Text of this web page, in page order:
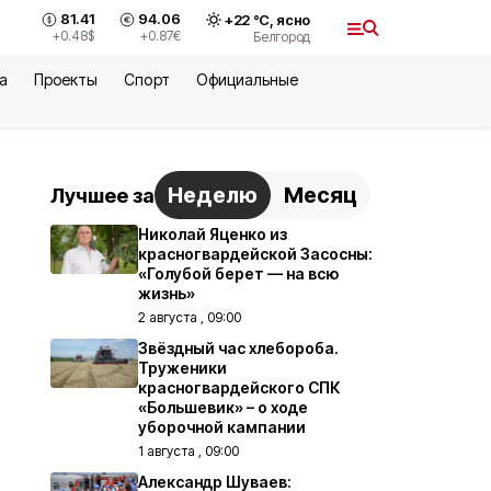
81.41
+0.48$
94.06
+0.87€
+22°С, ясно
Белгород
Проекты Спорт Официальные
Лучшее за Неделю Месяц
Николай Яценко из
красногвардейской Засосны:
«Голубой берет — на всю
жизнь»
2 августа , 09:00
Звёздный час хлебороба.
Труженики
красногвардейского СПК
«Большевик» – о ходе
уборочной кампании
1 августа , 09:00
Александр Шуваев: